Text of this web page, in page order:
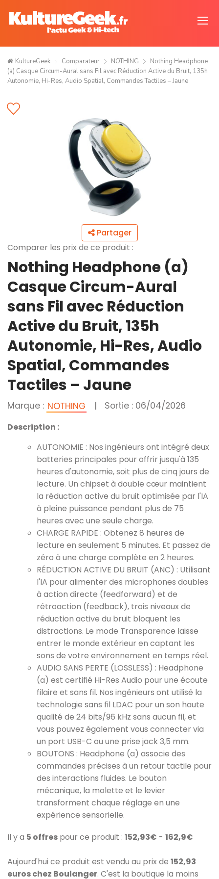
KultureGeek Comparateur NOTHING
Nothing Headphone
(a) Casque Circum-Aural sans Fil avec Réduction Active du Bruit, 135h
Autonomie, Hi-Res, Audio Spatial, Commandes Tactiles – Jaune
Partager
Comparer les prix de ce produit :
Nothing Headphone (a)
Casque Circum-Aural
sans Fil avec Réduction
Active du Bruit, 135h
Autonomie, Hi-Res, Audio
Spatial, Commandes
Tactiles – Jaune
Marque : NOTHING | Sortie : 06/04/2026
Description :
AUTONOMIE : Nos ingénieurs ont intégré deux
batteries principales pour offrir jusqu'à 135
heures d'autonomie, soit plus de cinq jours de
lecture. Un chipset à double cœur maintient
la réduction active du bruit optimisée par l'IA
à pleine puissance pendant plus de 75
heures avec une seule charge.
CHARGE RAPIDE : Obtenez 8 heures de
lecture en seulement 5 minutes. Et passez de
zéro à une charge complète en 2 heures.
RÉDUCTION ACTIVE DU BRUIT (ANC) : Utilisant
l'IA pour alimenter des microphones doubles
à action directe (feedforward) et de
rétroaction (feedback), trois niveaux de
réduction active du bruit bloquent les
distractions. Le mode Transparence laisse
entrer le monde extérieur en captant les
sons de votre environnement en temps réel.
AUDIO SANS PERTE (LOSSLESS) : Headphone
(a) est certifié Hi-Res Audio pour une écoute
filaire et sans fil. Nos ingénieurs ont utilisé la
technologie sans fil LDAC pour un son haute
qualité de 24 bits/96 kHz sans aucun fil, et
vous pouvez également vous connecter via
un port USB-C ou une prise jack 3,5 mm.
BOUTONS : Headphone (a) associe des
commandes précises à un retour tactile pour
des interactions fluides. Le bouton
mécanique, la molette et le levier
transforment chaque réglage en une
expérience sensorielle.
Il y a 5 offres pour ce produit : 152,93€ - 162,9€
Aujourd'hui ce produit est vendu au prix de 152,93
euros chez Boulanger. C'est la boutique la moins